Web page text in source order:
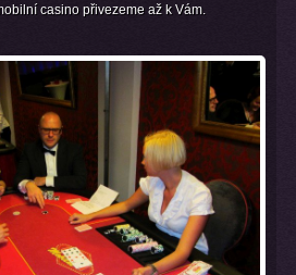
casino přivezeme až k Vám.